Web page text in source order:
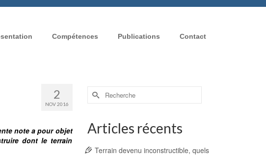
Compétences Publications Contact
2
NOV 2016
note a pour objet
dont le terrain
Rechercher :
Articles récents
Terrain devenu inconstructible, quels